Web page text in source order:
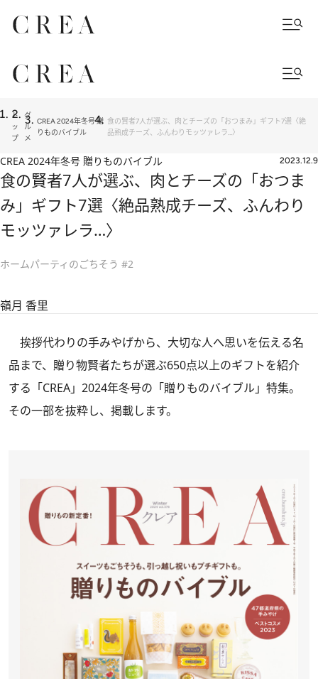
ト
ッ
プ
グ
ル
メ
CREA 2024年冬号 贈
りものバイブル
食の賢者7人が選ぶ、肉とチーズの「おつまみ」ギフト7選〈絶
品熟成チーズ、ふんわりモッツァレラ…〉
CREA 2024年冬号 贈りものバイブル 2023.12.9
食の賢者7人が選ぶ、肉とチーズの「おつま
み」ギフト7選〈絶品熟成チーズ、ふんわり
モッツァレラ…〉
ホームパーティのごちそう #2
嶺月 香里
挨拶代わりの手みやげから、大切な人へ思いを伝える名
品まで、贈り物賢者たちが選ぶ650点以上のギフトを紹介
する 「CREA」2024年冬号の「贈りものバイブル」特集。
その一部を抜粋し、掲載します。